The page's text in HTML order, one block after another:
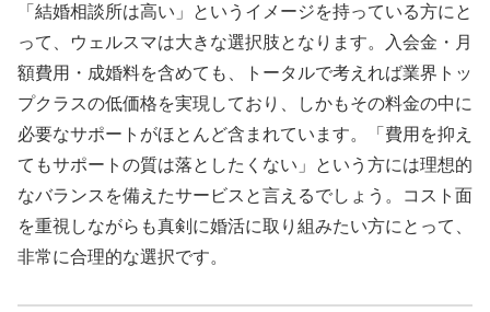
「結婚相談所は高い」というイメージを持っている方にと
って、ウェルスマは大きな選択肢となります。入会金・月
額費用・成婚料を含めても、トータルで考えれば業界トッ
プクラスの低価格を実現しており、しかもその料金の中に
必要なサポートがほとんど含まれています。「費用を抑え
てもサポートの質は落としたくない」という方には理想的
なバランスを備えたサービスと言えるでしょう。コスト面
を重視しながらも真剣に婚活に取り組みたい方にとって、
非常に合理的な選択です。